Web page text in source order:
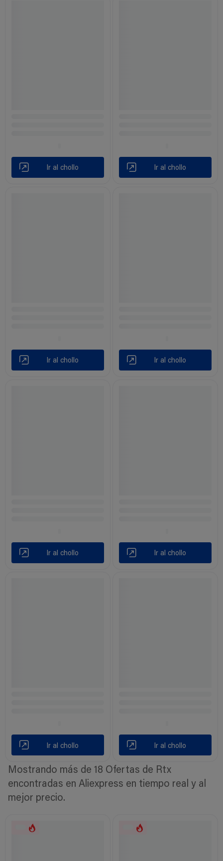
Ir al chollo Ir al chollo
Ir al chollo Ir al chollo
Ir al chollo Ir al chollo
Ir al chollo Ir al chollo
Mostrando más de 18 Ofertas de Rtx
encontradas en Aliexpress en tiempo real y al
mejor precio.